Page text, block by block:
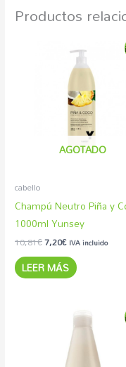
Productos
AGOTADO
cabello
Champú Neutro Piña y
1000ml Yunsey
10,81€
original
10,81€.
7,20€
precio
actual
es:
7,20€.
IVA incluido
LEER MÁS
original
16,90€.
El
precio
actual
15,67€.